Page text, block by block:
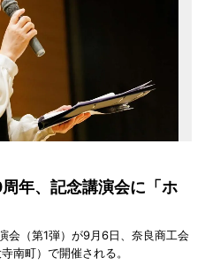
年、記念講演会に「ホ
会（第1弾）が9月6日、奈良商工会
南町）で開催される。